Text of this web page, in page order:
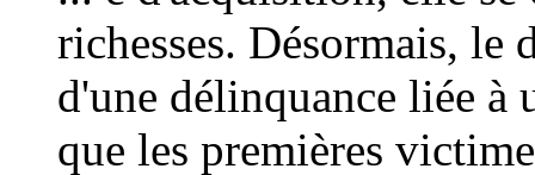
richesses. Désormais, le
d'une délinquance liée
que les premières